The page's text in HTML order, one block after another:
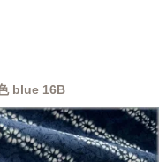
blue 16B